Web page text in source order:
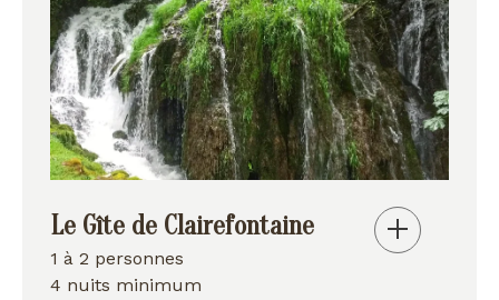
Le Gîte de Clairefontaine
1 à 2 personnes
4 nuits minimum